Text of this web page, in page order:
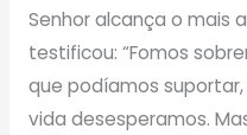
Senhor alcança o mais
testificou: “Fomos
que podíamos
vida desesperamos.